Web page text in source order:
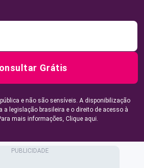
Grátis
e não são sensíveis. A disponibilização
a legislação brasileira e o direito de acesso à
mais informações, Clique aqui.